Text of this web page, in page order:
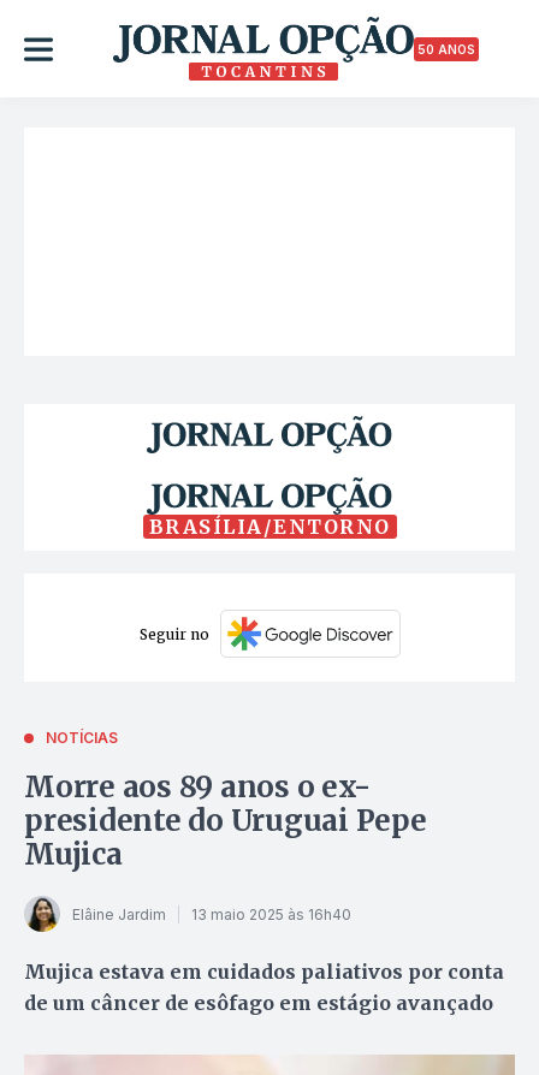
50 ANOS
BRASÍLIA/ENTORNO
Seguir no
NOTÍCIAS
Morre aos 89 anos o ex-
presidente do Uruguai Pepe
Mujica
Elâine Jardim 13 maio 2025 às 16h40
Mujica estava em cuidados paliativos por conta
de um câncer de esôfago em estágio avançado